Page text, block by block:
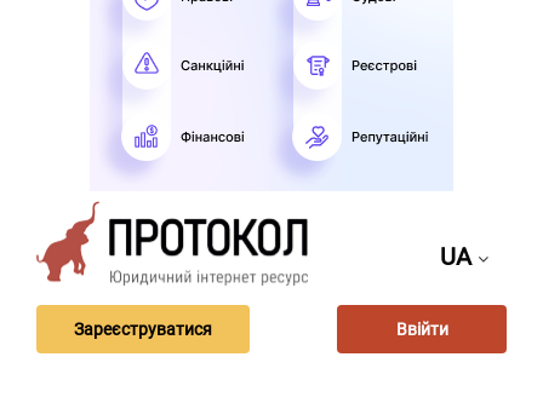
UA
Зареєструватися Ввійти